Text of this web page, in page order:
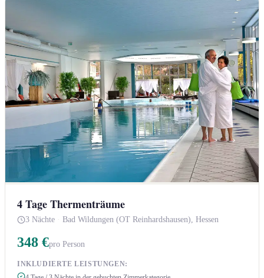
4 Tage Thermenträume
3 Nächte · Bad Wildungen (OT Reinhardshausen), Hessen
348 €pro Person
INKLUDIERTE LEISTUNGEN: